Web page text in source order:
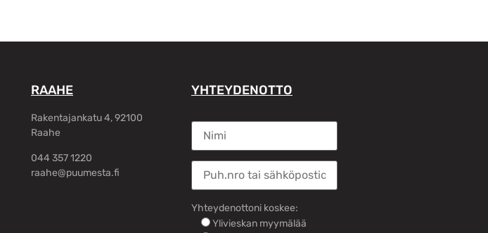
RAAHE
Rakentajankatu 4, 92100
Raahe
044 357 1220
raahe@puumesta.fi
YHTEYDENOTTO
Yhteydenottoni koskee:
Ylivieskan myymälää